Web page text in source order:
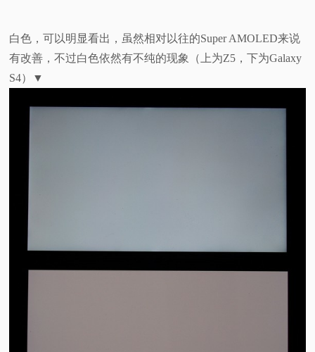
白色，可以明显看出，虽然相对以往的Super AMOLED来说
有改善，不过白色依然有不纯的现象（上为Z5，下为Galaxy
S4）
▼